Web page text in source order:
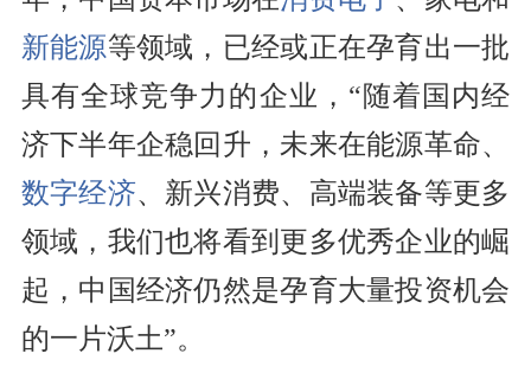
新能源等领域，已经或正在孕育出一批
具有全球竞争力的企业，“随着国内经
济下半年企稳回升，未来在能源革命、
数字经济、新兴消费、高端装备等更多
领域，我们也将看到更多优秀企业的崛
起，中国经济仍然是孕育大量投资机会
的一片沃土”。